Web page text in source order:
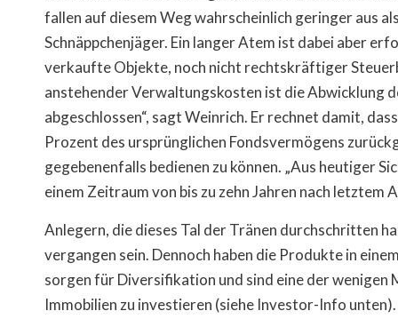
fallen auf diesem Weg wahrscheinlich geringer aus
Schnäppchenjäger. Ein langer Atem ist dabei aber
verkaufte Objekte, noch nicht rechtskräftiger
anstehender Verwaltungskosten ist die Abwicklung
abgeschlossen“, sagt Weinrich. Er rechnet damit,
Prozent des ursprünglichen Fondsvermögens
gegebenenfalls bedienen zu können. „Aus heutiger
einem Zeitraum von bis zu zehn Jahren nach letztem
Anlegern, die dieses Tal der Tränen durchschritten
vergangen sein. Dennoch haben die Produkte in
sorgen für Diversifikation und sind eine der
Immobilien zu investieren (siehe Investor-Info unten).